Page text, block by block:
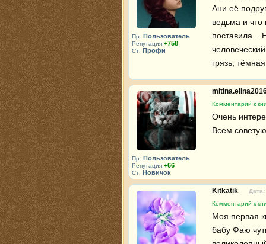
Пр: Пользователь
Репутация:+758
Ст: Профи
Ани её
ведьма и что
поставила...
грязь,
Пр: Пользователь
Репутация:+66
Ст: Новичок
Комментарий к
Очень
Всем
Kitkatik
Комментарий к
Моя первая
бабу Фаю